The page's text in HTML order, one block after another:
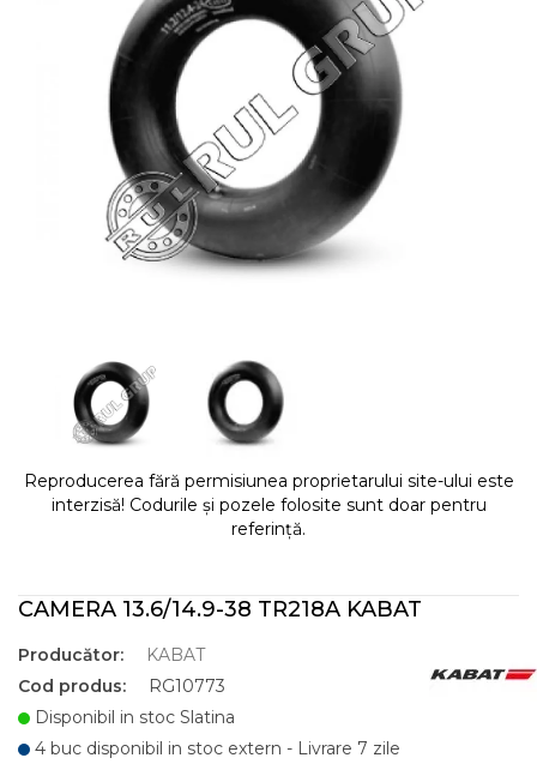
Reproducerea fără permisiunea proprietarului site-ului este
interzisă! Codurile și pozele folosite sunt doar pentru
referință.
CAMERA 13.6/14.9-38 TR218A KABAT
Producător:
KABAT
Cod produs:
RG10773
Disponibil in stoc Slatina
4 buc disponibil in stoc extern - Livrare 7 zile